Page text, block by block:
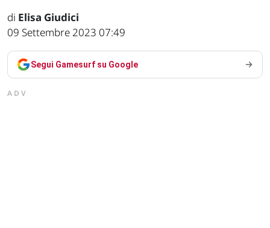
di Elisa Giudici
09 Settembre 2023 07:49
Segui Gamesurf su Google
ADV